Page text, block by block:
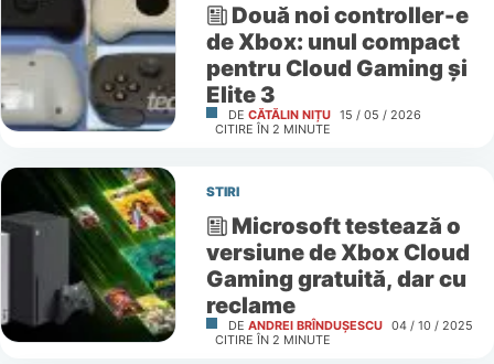
Două noi controller-e
de Xbox: unul compact
pentru Cloud Gaming și
Elite 3
DE CĂTĂLIN NIȚU 15 / 05 / 2026
CITIRE ÎN 2 MINUTE
STIRI
Microsoft testează o
versiune de Xbox Cloud
Gaming gratuită, dar cu
reclame
DE ANDREI BRÎNDUȘESCU 04 / 10 / 2025
CITIRE ÎN 2 MINUTE